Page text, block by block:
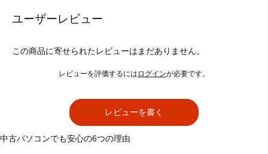
ユーザーレビュー
この商品に寄せられたレビューはまだありません。
レビューを評価するには ログインが必要です。
レビューを書く
中古パソコンでも安心の6つの理由